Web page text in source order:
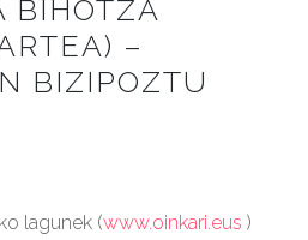
BIHOTZA
–
BIZIPOZTU
lagunek (www.oinkari.eus )